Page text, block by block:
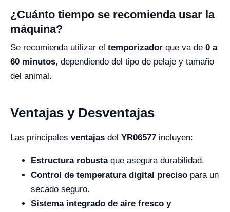
¿Cuánto tiempo se recomienda usar la
máquina?
Se recomienda utilizar el temporizador que va de 0 a
60 minutos, dependiendo del tipo de pelaje y tamaño
del animal.
Ventajas y Desventajas
Las principales ventajas del YR06577 incluyen:
Estructura robustaque asegura durabilidad.
Control de temperatura digital preciso para un
secado seguro.
Sistema integrado de aire fresco y